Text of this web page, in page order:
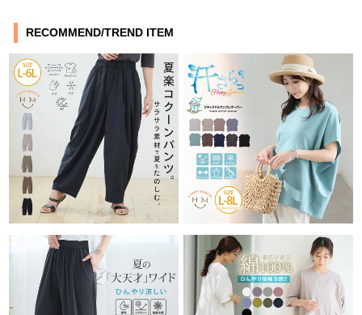
RECOMMEND/TREND ITEM